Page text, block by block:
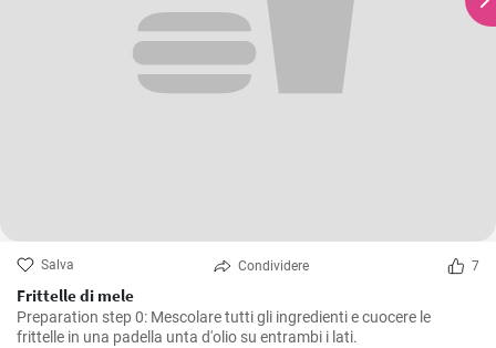
Salva Condividere 7
Frittelle di mele
Preparation step 0: Mescolare tutti gli ingredienti e cuocere le
frittelle in una padella unta d'olio su entrambi i lati.